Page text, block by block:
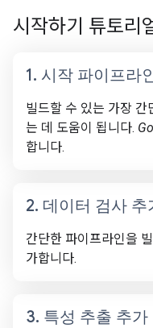
시작하기 튜토리
1. 시작 파이프라
빌드할 수 있는 가장
는 데 도움이 됩니다.
합니다.
2. 데이터 검사 추
간단한 파이프라인을
가합니다.
3. 특성 추출 추가